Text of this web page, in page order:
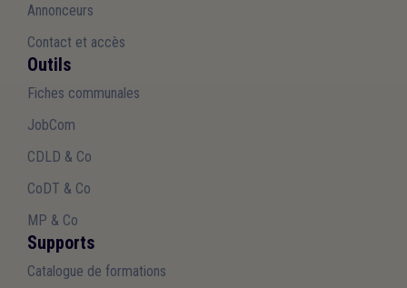
Annonceurs
Contact et accès
Outils
Fiches communales
JobCom
CDLD & Co
CoDT & Co
MP & Co
Supports
Catalogue de formations